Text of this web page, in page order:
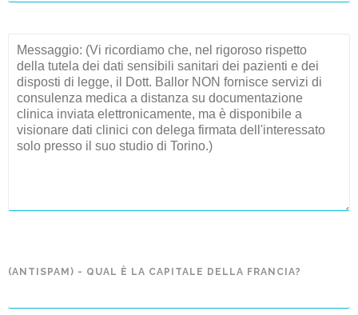
(ANTISPAM) - QUAL È LA CAPITALE DELLA FRANCIA?